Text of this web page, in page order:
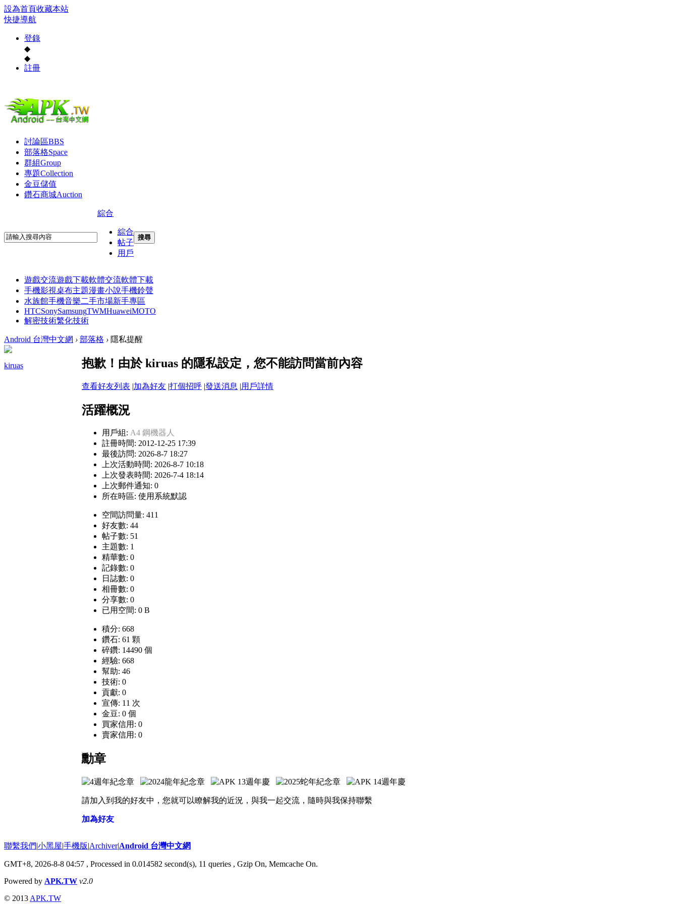
設為首頁收藏本站
快捷導航
登錄
◆
◆
註冊
討論區BBS
部落格Space
群組Group
專題Collection
金豆儲值
鑽石商城Auction
綜合
綜合
帖子
用戶
搜尋
遊戲交流遊戲下載軟體交流軟體下載
手機影視桌布主題漫畫小說手機鈴聲
水族館手機音樂二手市場新手專區
HTCSonySamsungTWMHuaweiMOTO
解密技術繁化技術
Android 台灣中文網 › 部落格 › 隱私提醒
kiruas 抱歉！由於 kiruas 的隱私設定，您不能訪問當前內容
查看好友列表 |加為好友 |打個招呼 |發送消息 |用戶詳情
活躍概況
用戶組: A4 鋼機器人
註冊時間: 2012-12-25 17:39
最後訪問: 2026-8-7 18:27
上次活動時間: 2026-8-7 10:18
上次發表時間: 2026-7-4 18:14
上次郵件通知: 0
所在時區: 使用系統默認
空間訪問量: 411
好友數: 44
帖子數: 51
主題數: 1
精華數: 0
記錄數: 0
日誌數: 0
相冊數: 0
分享數: 0
已用空間: 0 B
積分: 668
鑽石: 61 顆
碎鑽: 14490 個
經驗: 668
幫助: 46
技術: 0
貢獻: 0
宣傳: 11 次
金豆: 0 個
買家信用: 0
賣家信用: 0
勳章
請加入到我的好友中，您就可以瞭解我的近況，與我一起交流，隨時與我保持聯繫
加為好友
聯繫我們|小黑屋|手機版|Archiver|Android 台灣中文網
GMT+8, 2026-8-8 04:57 , Processed in 0.014582 second(s), 11 queries , Gzip On, Memcache On.
Powered by APK.TW v2.0
© 2013 APK.TW